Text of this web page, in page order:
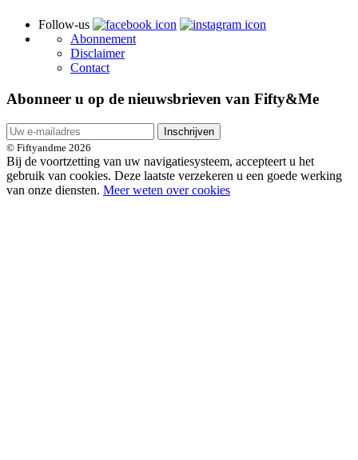
Follow-us
Abonnement
Disclaimer
Contact
Abonneer u op de nieuwsbrieven van Fifty&Me
Inschrijven
© Fiftyandme 2026
Bij de voortzetting van uw navigatiesysteem, accepteert u het
gebruik van cookies. Deze laatste verzekeren u een goede werking
van onze diensten. Meer weten over cookies